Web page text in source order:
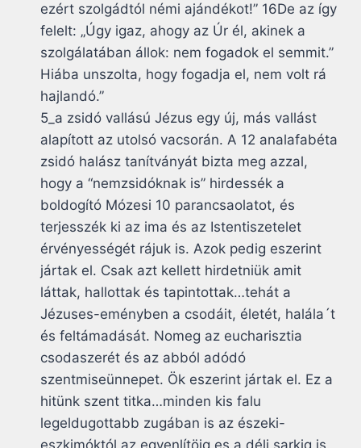
ezért szolgádtól némi ajándékot!” 16De az így
felelt: „Úgy igaz, ahogy az Úr él, akinek a
szolgálatában állok: nem fogadok el semmit.”
Hiába unszolta, hogy fogadja el, nem volt rá
hajlandó.”
5_a zsidó vallású Jézus egy új, más vallást
alapított az utolsó vacsorán. A 12 analafabéta
zsidó halász tanítványát bizta meg azzal,
hogy a “nemzsidóknak is” hirdessék a
boldogító Mózesi 10 parancsaolatot, és
terjesszék ki az ima és az Istentiszetelet
érvényességét rájuk is. Azok pedig eszerint
jártak el. Csak azt kellett hirdetniük amit
láttak, hallottak és tapintottak…tehát a
Jézuses-eményben a csodáit, életét, halála´t
és feltámadását. Nomeg az eucharisztia
csodaszerét és az abból adódó
szentmiseünnepet. Ök eszerint jártak el. Ez a
hitünk szent titka…minden kis falu
legeldugottabb zugában is az észeki-
eszkimóktól az egyenlítöig es a déli sarkig is.